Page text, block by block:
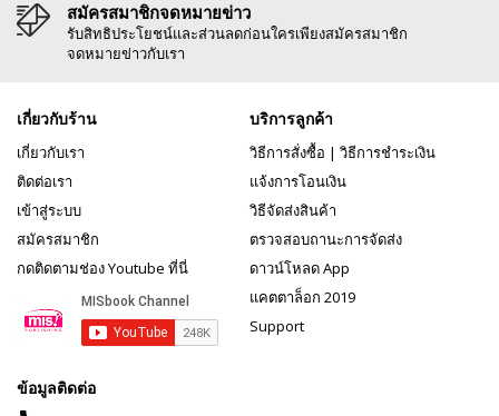
สมัครสมาชิกจดหมายข่าว
รับสิทธิประโยชน์และส่วนลดก่อนใครเพียงสมัครสมาชิก
จดหมายข่าวกับเรา
เกี่ยวกับร้าน
เกี่ยวกับเรา
ติดต่อเรา
เข้าสู่ระบบ
สมัครสมาชิก
กดติดตามช่อง Youtube ที่นี่
บริการลูกค้า
วิธีการสั่งซื้อ | วิธีการชำระเงิน
แจ้งการโอนเงิน
วิธีจัดส่งสินค้า
ตรวจสอบถานะการจัดส่ง
ดาวน์โหลด App
แคตตาล็อก 2019
Support
ข้อมูลติดต่อ